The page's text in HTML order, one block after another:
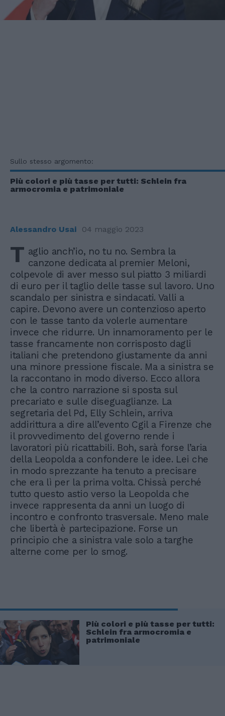
Sullo stesso argomento:
Più colori e più tasse per tutti: Schlein fra
armocromia e patrimoniale
Alessandro Usai 04 maggio 2023
T aglio anch’io, no tu no. Sembra la
canzone dedicata al premier Meloni,
colpevole di aver messo sul piatto 3 miliardi
di euro per il taglio delle tasse sul lavoro. Uno
scandalo per sinistra e sindacati. Valli a
capire. Devono avere un contenzioso aperto
con le tasse tanto da volerle aumentare
invece che ridurre. Un innamoramento per le
tasse francamente non corrisposto dagli
italiani che pretendono giustamente da anni
una minore pressione fiscale. Ma a sinistra se
la raccontano in modo diverso. Ecco allora
che la contro narrazione si sposta sul
precariato e sulle diseguaglianze. La
segretaria del Pd, Elly Schlein, arriva
addirittura a dire all’evento Cgil a Firenze che
il provvedimento del governo rende i
lavoratori più ricattabili. Boh, sarà forse l’aria
della Leopolda a confondere le idee. Lei che
in modo sprezzante ha tenuto a precisare
che era lì per la prima volta. Chissà perché
tutto questo astio verso la Leopolda che
invece rappresenta da anni un luogo di
incontro e confronto trasversale. Meno male
che libertà è partecipazione. Forse un
principio che a sinistra vale solo a targhe
alterne come per lo smog.
Più colori e più tasse per tutti:
Schlein fra armocromia e
patrimoniale